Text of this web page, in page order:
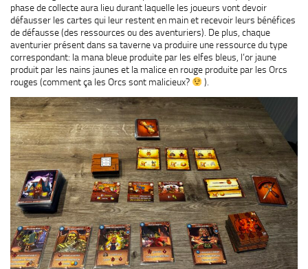
phase de collecte aura lieu durant laquelle les joueurs vont devoir
défausser les cartes qui leur restent en main et recevoir leurs bénéfices
de défausse (des ressources ou des aventuriers). De plus, chaque
aventurier présent dans sa taverne va produire une ressource du type
correspondant: la mana bleue produite par les elfes bleus, l’or jaune
produit par les nains jaunes et la malice en rouge produite par les Orcs
rouges (comment ça les Orcs sont malicieux?
).